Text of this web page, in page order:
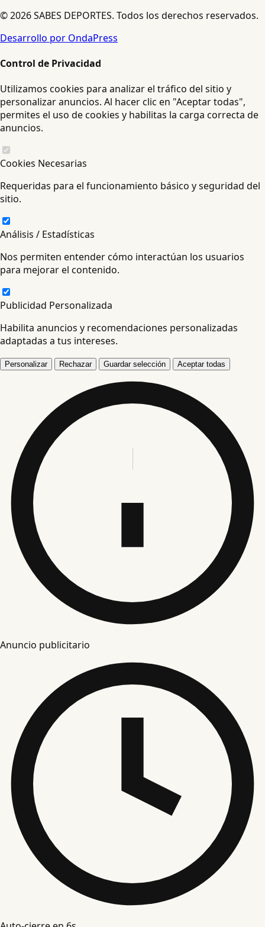
© 2026 SABES DEPORTES. Todos los derechos reservados.
Desarrollo por OndaPress
Control de Privacidad
Utilizamos cookies para analizar el tráfico del sitio y
personalizar anuncios. Al hacer clic en "Aceptar todas",
permites el uso de cookies y habilitas la carga correcta de
anuncios.
Cookies Necesarias
Requeridas para el funcionamiento básico y seguridad del
sitio.
Análisis / Estadísticas
Nos permiten entender cómo interactúan los usuarios
para mejorar el contenido.
Publicidad Personalizada
Habilita anuncios y recomendaciones personalizadas
adaptadas a tus intereses.
Personalizar Rechazar Guardar selección Aceptar todas
Anuncio publicitario